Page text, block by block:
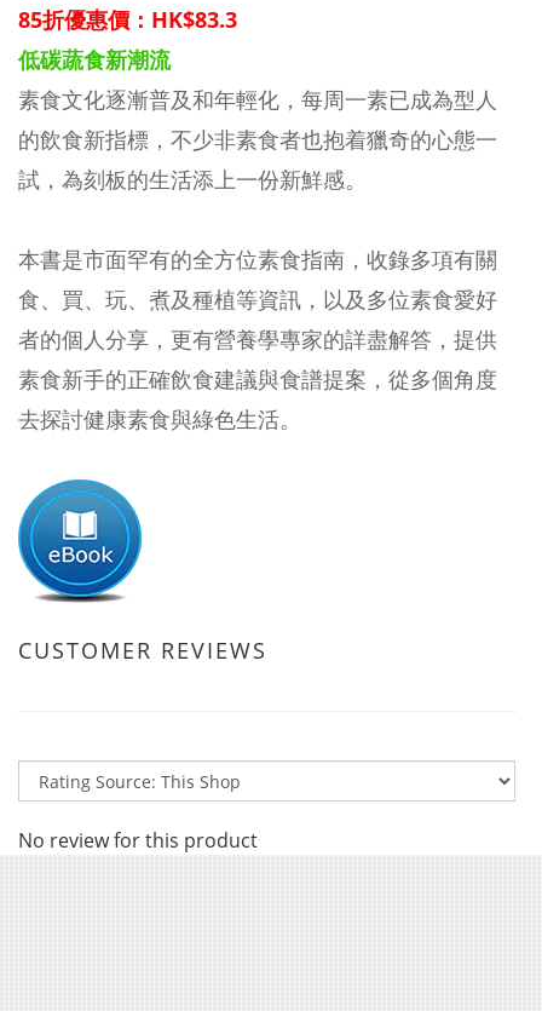
85折優惠價：HK$83.3
低碳蔬食新潮流
素食文化逐漸普及和年輕化，每周一素已成為型人
的飲食新指標，不少非素食者也抱着獵奇的心態一
試，為刻板的生活添上一份新鮮感。
本書是市面罕有的全方位素食指南，收錄多項有關
食、買、玩、煮及種植等資訊，以及多位素食愛好
者的個人分享，更有營養學專家的詳盡解答，提供
素食新手的正確飲食建議與食譜提案，從多個角度
去探討健康素食與綠色生活。
CUSTOMER REVIEWS
No review for this product